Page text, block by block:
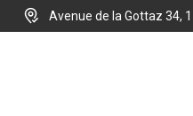
Avenue de la Gottaz 34,